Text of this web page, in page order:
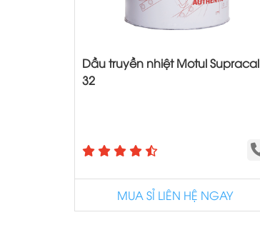
Dầu truyền nhiệt Motul Supracal
32
MUA SỈ LIÊN HỆ NGAY